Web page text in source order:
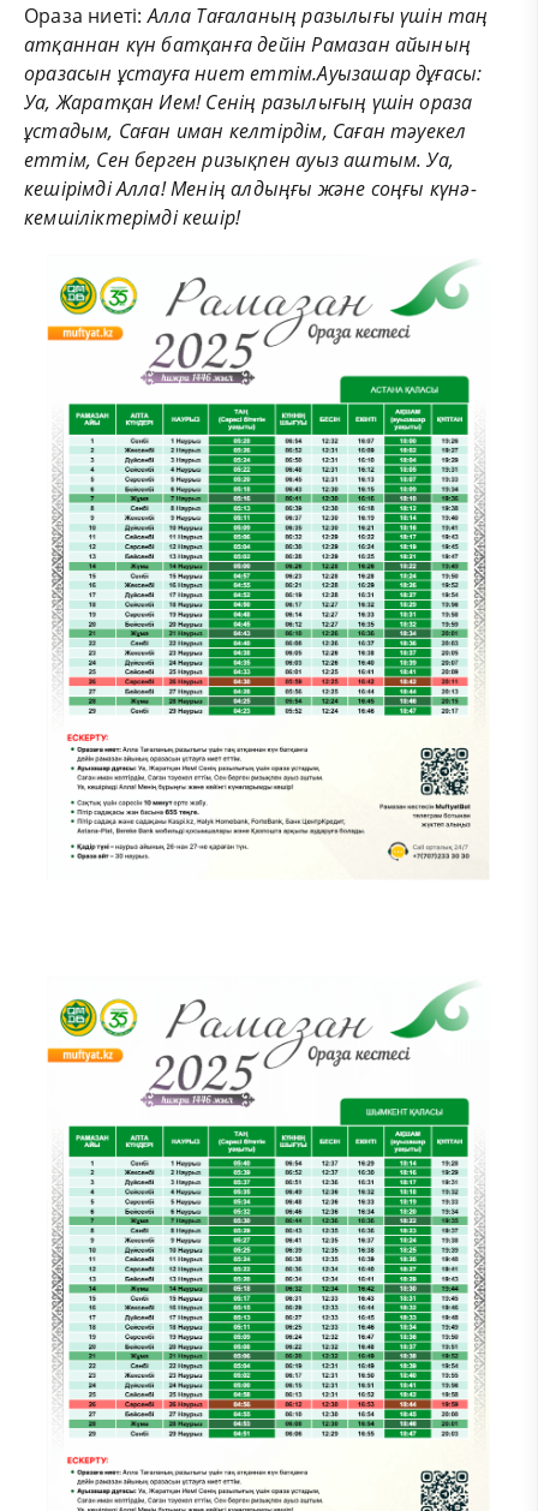
Ораза ниеті:Алла Тағаланың разылығы үшін таң
атқаннан күн батқанға дейін Рамазан айының
оразасын ұстауға ниет еттім.Ауызашар дұғасы:
Уа, Жаратқан Ием! Сенің разылығың үшін ораза
ұстадым, Саған иман келтірдім, Саған тәуекел
еттім, Сен берген ризықпен ауыз аштым. Уа,
кешірімді Алла! Менің алдыңғы және соңғы күнә-
кемшіліктерімді кешір!